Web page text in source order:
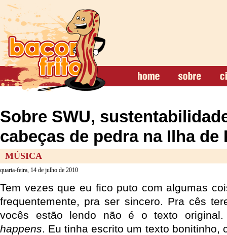
Sobre SWU,
cabeças de pedra na Ilha de
MÚSICA
quarta-feira, 14 de julho de 2010
Tem vezes que eu fico puto com algumas
frequentemente, pra ser sincero. Pra cês
vocês estão lendo não é o texto
happens. Eu tinha escrito um texto bonitinho,